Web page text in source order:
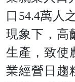
口 54.4萬人 之
現象下，高
生產，致使
業經營日趨